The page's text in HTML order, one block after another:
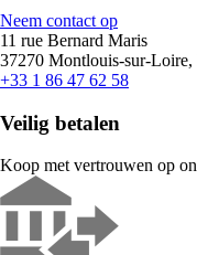
Neem contact op
11 rue Bernard Maris
37270 Montlouis-sur-
+33 1 86 47 62 58
Veilig betalen
Koop met vertrouwen op